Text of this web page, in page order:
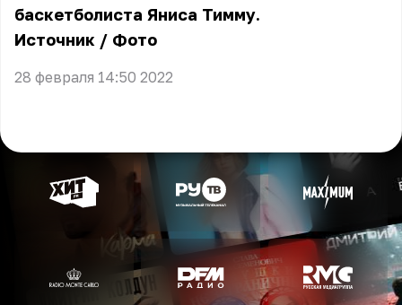
баскетболиста Яниса Тимму.
Источник / Фото
28 февраля 14:50 2022